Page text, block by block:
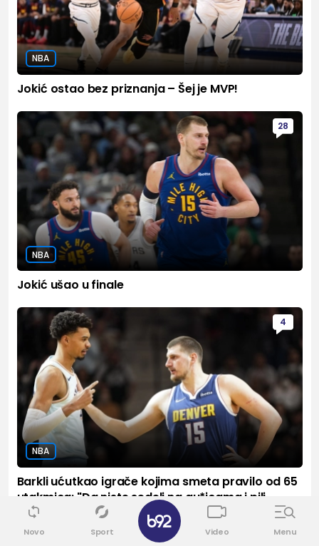
NBA
Jokić ostao bez priznanja – Šej je MVP!
28
NBA
Jokić ušao u finale
4
NBA
Barkli ućutkao igrače kojima smeta pravilo od 65
utakmica: "Da niste sedeli na gu*icama i pili
margarite..."
Novo Sport Video Menu
✕